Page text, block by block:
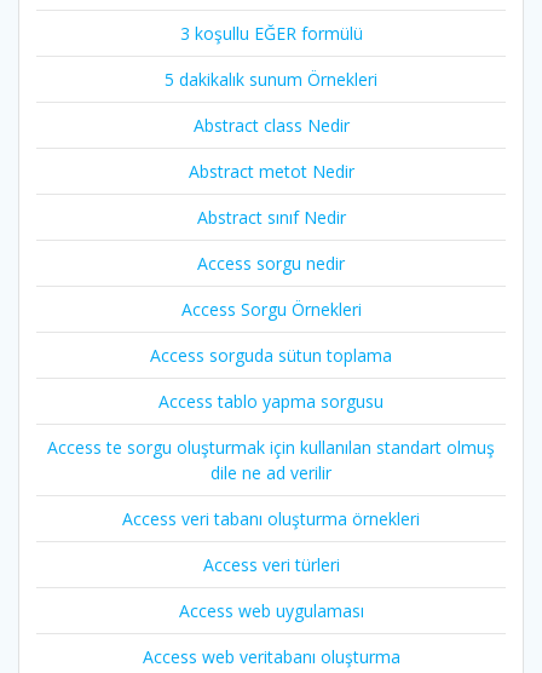
3 koşullu EĞER formülü
5 dakikalık sunum Örnekleri
Abstract class Nedir
Abstract metot Nedir
Abstract sınıf Nedir
Access sorgu nedir
Access Sorgu Örnekleri
Access sorguda sütun toplama
Access tablo yapma sorgusu
Access te sorgu oluşturmak için kullanılan standart olmuş
dile ne ad verilir
Access veri tabanı oluşturma örnekleri
Access veri türleri
Access web uygulaması
Access web veritabanı oluşturma